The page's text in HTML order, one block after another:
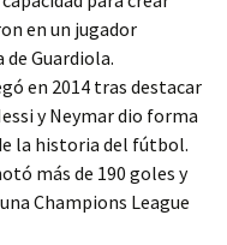
en un jugador
Guardiola.
en 2014 tras destacar
y Neymar dio forma
la historia del fútbol.
más de 190 goles y
Champions League